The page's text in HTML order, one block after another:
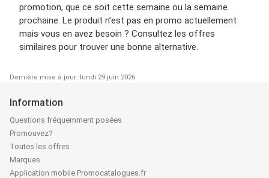
promotion, que ce soit cette semaine ou la semaine
prochaine. Le produit n’est pas en promo actuellement
mais vous en avez besoin ? Consultez les offres
similaires pour trouver une bonne alternative.
Dernière mise à jour: lundi 29 juin 2026
Information
Questions fréquemment posées
Promouvez?
Toutes les offres
Marques
Application mobile Promocatalogues.fr